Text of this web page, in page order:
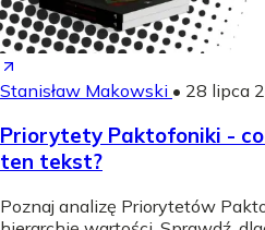
Stanisław Makowski • 28 lipca
Priorytety Paktofoniki -
ten tekst?
Poznaj analizę Priorytetów